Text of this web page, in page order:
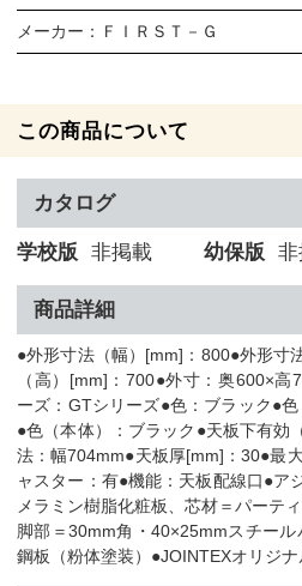
メーカー： ＦＩＲＳＴ－Ｇ
この商品について
カタログ
学校版 非掲載 幼保版
商品詳細
●外形寸法（幅）[mm]：800●外形寸
（高）[mm]：700●外寸：奥600×
ーズ：GTシリーズ●色：ブラック●
●色（本体）：ブラック●天板下有効
法：幅704mm●天板厚[mm]：30●最
ャスター：有●機能：天板配線口●ア
メラミン樹脂化粧板、芯材＝パーテ
脚部＝30mm角・40×25mmスチー
鋼板（粉体塗装）●JOINTEXオリジ